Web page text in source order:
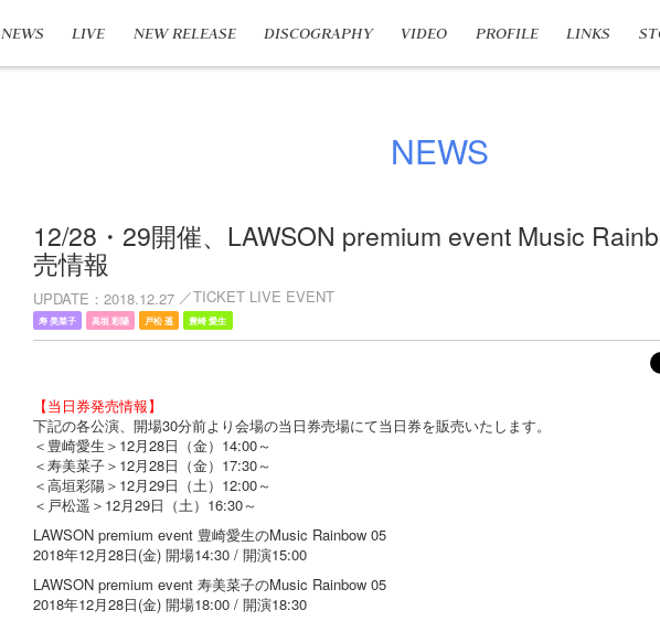
NEWS LIVE NEW RELEASE DISCOGRAPHY VIDEO PROFILE LINKS
NEWS
12/28・29開催、LAWSON premium event Music
売情報
UPDATE 2018.12.27 TICKET LIVE EVENT
寿 美菜子 高垣 彩陽 戸松 遥 豊崎 愛生
【当日券発売情報】
下記の各公演、開場30分前より会場の当日券売場にて当日券を販売いたします。
＜豊崎愛生＞12月28日（金）14:00～
＜寿美菜子＞12月28日（金）17:30～
＜高垣彩陽＞12月29日（土）12:00～
＜戸松遥＞12月29日（土）16:30～
LAWSON premium event 豊崎愛生のMusic Rainbow 05
2018年12月28日(金) 開場14:30 / 開演15:00
LAWSON premium event 寿美菜子のMusic Rainbow 05
2018年12月28日(金) 開場18:00 / 開演18:30